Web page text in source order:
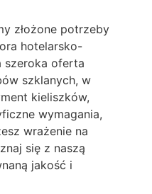
złożone potrzeby
hotelarsko-
szeroka oferta
szklanych, w
kieliszków,
wymagania,
wrażenie na
się z naszą
jakość i